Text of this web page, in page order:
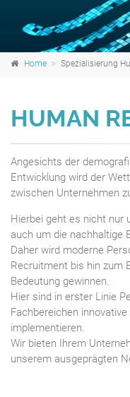
Home Spezialisierung
HUMAN
Angesichts der
Entwicklung wird der
zwischen Unternehmen
Hierbei geht es nicht nur
auch um die nachhaltige
Daher wird moderne
Recruitment bis hin zum
Bedeutung gewinnen.
Hier sind in erster Linie
Fachbereichen
implementieren.
Wir bieten Ihrem
unserem ausgeprägten